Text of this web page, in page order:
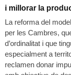
i millorar la
La reforma del
per les Cambres,
d’ordinalitat i que
especialment a
reclamen donar